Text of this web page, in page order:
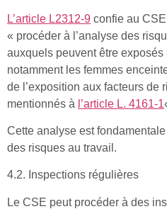
L’article L2312-9 confie au
« procéder à l’analyse des
auxquels peuvent être exposés
notamment les femmes
de l’exposition aux facteurs de
mentionnés à l’article L. 4161-1
Cette analyse est
des risques au travail.
4.2. Inspections régulières
Le CSE peut procéder à des